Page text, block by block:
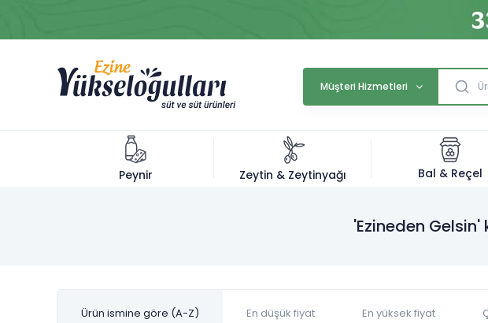
Müşteri Hizmetleri
Peynir Zeytin & Zeytinyağı Bal & Reçel
'Ezineden
Ürün ismine göre (A-Z) En düşük fiyat En yüksek fiyat